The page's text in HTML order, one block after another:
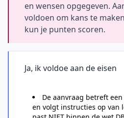
en wensen opgegeven.
voldoen om kans te
kun je punten scoren.
Ja, ik voldoe aan de eisen
De aanvraag betreft
en volgt instructies op van